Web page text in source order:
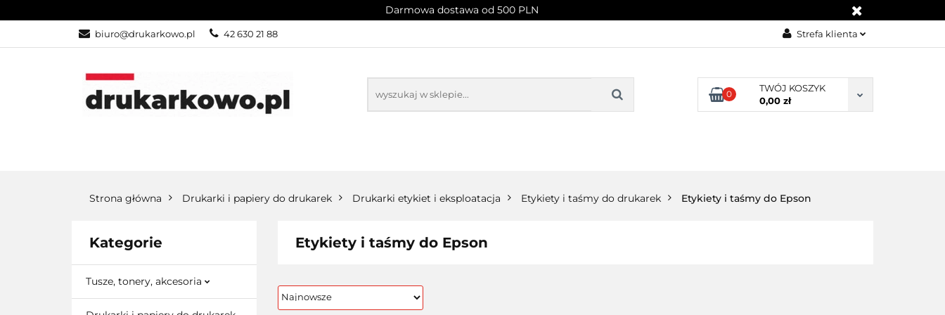
Darmowa dostawa od 500 PLN
biuro@drukarkowo.pl 42 630 21 88 Strefa klienta
Załóż konto
Dodaj zgłoszenie
0
TWÓJ KOSZYK
0,00 zł
KATEGORIE PROMOCJE NOWOŚCI BESTSELLERY BLOG KONTAKT
Strona główna Drukarki i papiery do drukarek Drukarki etykiet i eksploatacja Etykiety i taśmy do drukarek Etykiety i taśmy do Epson
Kategorie
Tusze, tonery, akcesoria
Etykiety i taśmy do Epson